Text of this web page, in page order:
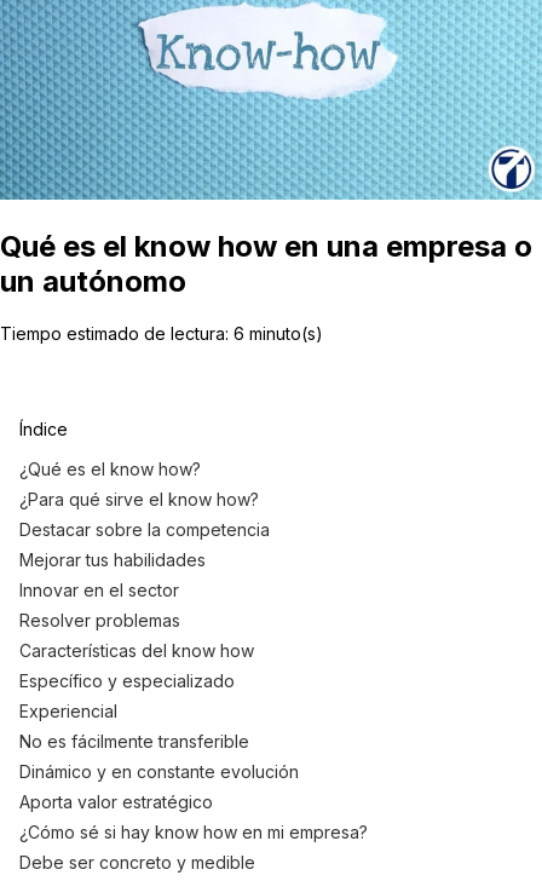
Qué es el know how en una empresa o
un autónomo
Tiempo estimado de lectura: 6 minuto(s)
Índice
¿Qué es el know how?
¿Para qué sirve el know how?
Destacar sobre la competencia
Mejorar tus habilidades
Innovar en el sector
Resolver problemas
Características del know how
Específico y especializado
Experiencial
No es fácilmente transferible
Dinámico y en constante evolución
Aporta valor estratégico
¿Cómo sé si hay know how en mi empresa?
Debe ser concreto y medible